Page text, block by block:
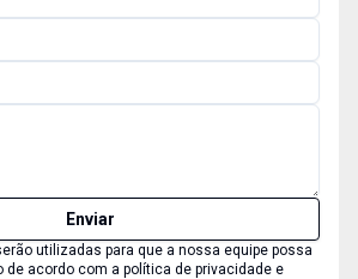
Enviar
utilizadas para que a nossa equipe possa
de acordo com a política de privacidade e